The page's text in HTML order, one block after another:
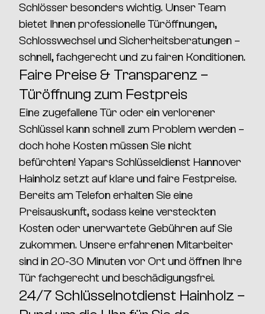
Schlösser besonders wichtig. Unser Team
bietet Ihnenprofessionelle Türöffnungen,
Schlosswechsel und Sicherheitsberatungen –
schnell, fachgerecht und zu fairen Konditionen.
Faire Preise & Transparenz –
Türöffnung zum Festpreis
Eine zugefallene Tür oder ein verlorener
Schlüssel kann schnell zum Problem werden –
doch hohe Kosten müssen Sie nicht
befürchten!Yapars Schlüsseldienst Hannover
Hainholz setzt aufklare und faire Festpreise.
Bereits am Telefon erhalten Sie eine
Preisauskunft, sodass keine versteckten
Kosten oder unerwartete Gebührenauf Sie
zukommen. Unsere erfahrenen Mitarbeiter
sind in20-30 Minuten vor Ortund öffnen Ihre
Tür fachgerecht und beschädigungsfrei.
24/7 Schlüsselnotdienst Hainholz –